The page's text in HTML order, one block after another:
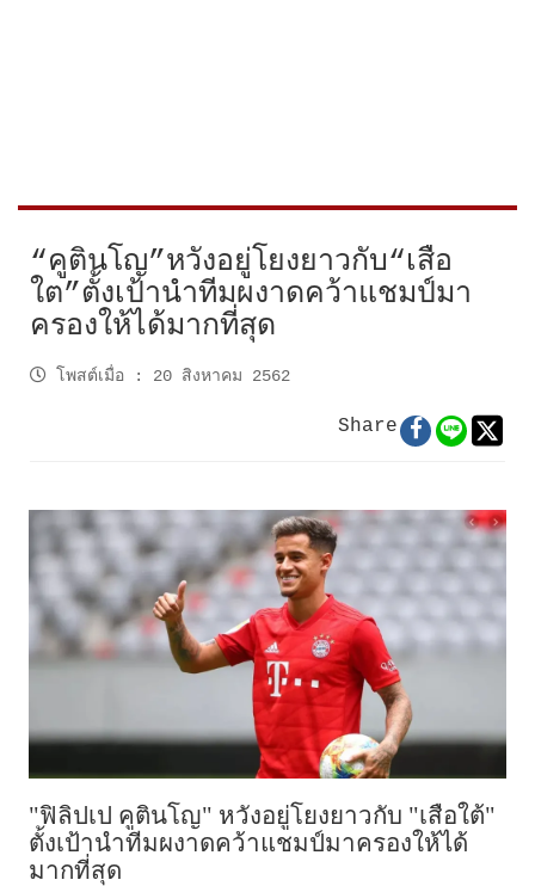
“คูตินโญ”หวังอยู่โยงยาวกับ“เสือ
ใต”ตั้งเป้านำทีมผงาดคว้าแชมป์มา
ครองให้ได้มากที่สุด
โพสต์เมื่อ : 20 สิงหาคม 2562
Share
"ฟิลิปเป คูตินโญ" หวังอยู่โยงยาวกับ "เสือใต้"
ตั้งเป้านำทีมผงาดคว้าแชมป์มาครองให้ได้
มากที่สุด